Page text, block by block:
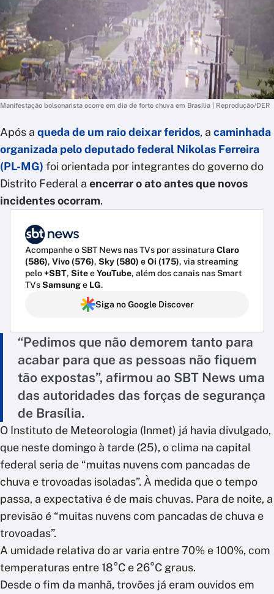
Manifestação bolsonarista ocorre em dia de forte chuva em Brasília | Reprodução/DER
Após a queda de um raio deixar feridos, a caminhada
organizada pelo deputado federal Nikolas Ferreira
(PL-MG) foi orientada por integrantes do governo do
Distrito Federal a encerrar o ato antes que novos
incidentes ocorram.
Acompanhe o SBT News nas TVs por assinatura Claro
(586), Vivo (576), Sky (580) eOi (175), via streaming
pelo+SBT, SiteeYouTube, além dos canais nas Smart
TVsSamsunge LG.
Siga no Google Discover
“Pedimos que não demorem tanto para
acabar para que as pessoas não fiquem
tão expostas”, afirmou ao SBT News uma
das autoridades das forças de segurança
de Brasília.
O Instituto de Meteorologia (Inmet) já havia divulgado,
que neste domingo à tarde (25), o clima na capital
federal seria de “muitas nuvens com pancadas de
chuva e trovoadas isoladas”. À medida que o tempo
passa, a expectativa é de mais chuvas. Para de noite, a
previsão é “muitas nuvens com pancadas de chuva e
trovoadas”.
A umidade relativa do ar varia entre 70% e 100%, com
temperaturas entre 18°C e 26°C graus.
Desde o fim da manhã, trovões já eram ouvidos em